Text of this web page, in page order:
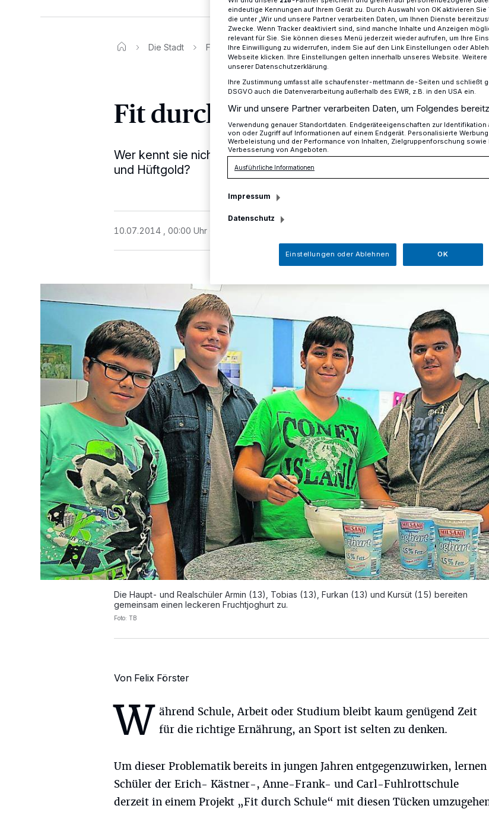
Die Stadt Fit durch Schule!
Fit durch Schule!
Wer kennt sie nicht, die kleinen Alltagsprobleme in Form von Unlust
und Hüftgold?
10.07.2014 , 00:00 Uhr
Die Haupt- und Realschüler Armin (13), Tobias (13), Furkan (13) und Kursüt (15) bereiten
gemeinsam einen leckeren Fruchtjoghurt zu.
Foto: TB
Von Felix Förster
W ährend Schule, Arbeit oder Studium bleibt kaum genügend Zeit
für die richtige Ernährung, an Sport ist selten zu denken.
Um dieser Problematik bereits in jungen Jahren entgegenzuwirken, lernen
Schüler der Erich- Kästner-, Anne-Frank- und Carl-Fuhlrottschule
derzeit in einem Projekt „Fit durch Schule“ mit diesen Tücken
eindeutige Kennungen auf Ihrem Gerät zu. Durch Auswahl von OK aktivieren
die unter „Wir und unsere Partner verarbeiten Daten, um Ihnen Dienste
Zwecke. Wenn Tracker deaktiviert sind, sind manche Inhalte und Anzeigen
relevant für Sie. Sie können dieses Menü jederzeit wieder aufrufen, um Ihre
Ihre Einwilligung zu widerrufen, indem Sie auf den Link Einstellungen oder
Webseite klicken. Ihre Einstellungen gelten innerhalb unseres Website.
unserer Datenschutzerklärung.
Ihre Zustimmung umfasst alle schaufenster-mettmann.de-Seiten und schließt
DSGVO auch die Datenverarbeitung außerhalb des EWR, z.B. in den USA ein.
Wir und unsere Partner verarbeiten Daten, um Folgendes
Verwendung genauer Standortdaten. Endgeräteeigenschaften zur Identifikation
von oder Zugriff auf Informationen auf einem Endgerät. Personalisierte
Werbeleistung und der Performance von Inhalten, Zielgruppenforschung sowie
Verbesserung von Angeboten.
Ausführliche Informationen
Impressum
Datenschutz
Einstellungen oder Ablehnen OK